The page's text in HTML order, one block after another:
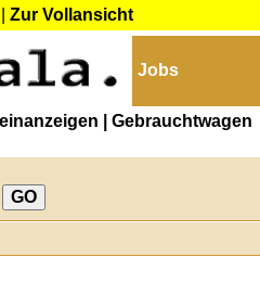
Zur Vollansicht
Jobs
| Gebrauchtwagen